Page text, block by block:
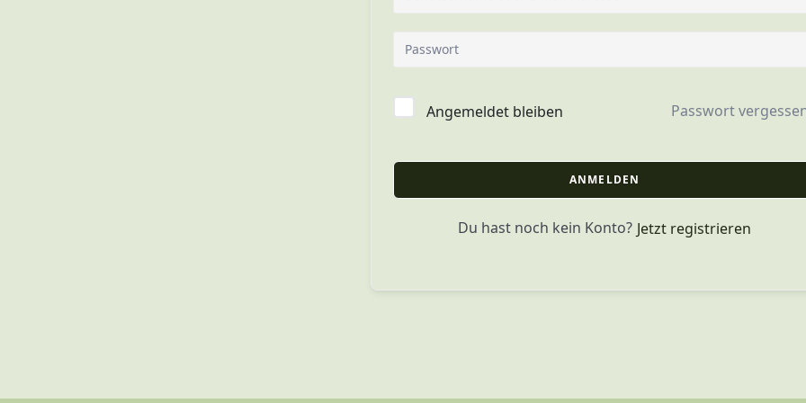
Angemeldet bleiben Passwort
ANMELDEN
Du hast noch kein Konto? Jetzt registrieren